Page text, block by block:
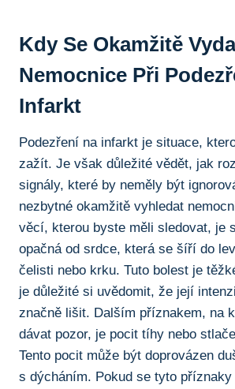
Kdy Se‌ Okamžitě
Nemocnice Při
Infarkt
Podezření na infarkt‍ je situace,
zažít. Je‍ však důležité vědět, jak
signály, které by neměly být
nezbytné okamžitě vyhledat
věcí, kterou byste měli sledovat, je‍
opačná od srdce, která se šíří do
čelisti nebo krku. Tuto bolest je
‍je⁢ důležité si⁤ uvědomit, že⁤ její
značně lišit. ‌Dalším ‌příznakem, na
dávat pozor, je pocit tíhy nebo
Tento pocit může být ⁤doprovázen
s dýcháním. Pokud ​se tyto